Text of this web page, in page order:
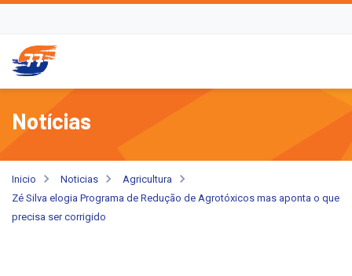
Notícias
Inicio Noticias
Agricultura
Zé Silva elogia Programa de Redução de Agrotóxicos mas aponta o que
precisa ser corrigido